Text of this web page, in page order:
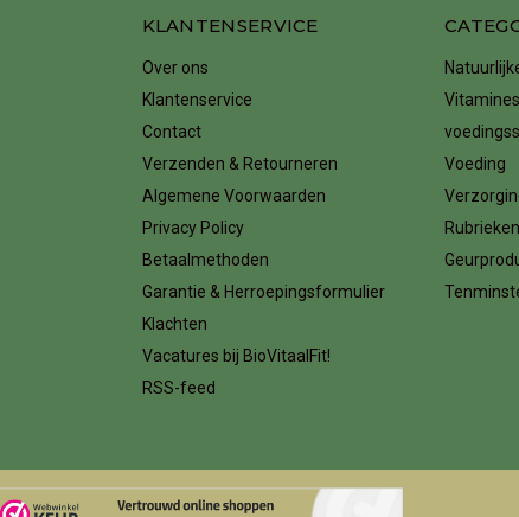
KLANTENSERVICE
Over ons
Klantenservice
Contact
Verzenden & Retourneren
Algemene Voorwaarden
Privacy Policy
Betaalmethoden
Garantie & Herroepingsformulier
Klachten
Vacatures bij BioVitaalFit!
RSS-feed
Voeding
Rubrieken